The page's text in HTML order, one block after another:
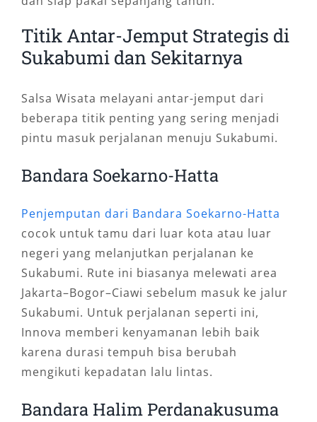
Titik Antar-Jemput Strategis di
Sukabumi dan Sekitarnya
Salsa Wisata melayani antar-jemput dari
beberapa titik penting yang sering menjadi
pintu masuk perjalanan menuju Sukabumi.
Bandara Soekarno-Hatta
Penjemputan dari Bandara Soekarno-Hatta
cocok untuk tamu dari luar kota atau luar
negeri yang melanjutkan perjalanan ke
Sukabumi. Rute ini biasanya melewati area
Jakarta–Bogor–Ciawi sebelum masuk ke jalur
Sukabumi. Untuk perjalanan seperti ini,
Innova memberi kenyamanan lebih baik
karena durasi tempuh bisa berubah
mengikuti kepadatan lalu lintas.
Bandara Halim Perdanakusuma